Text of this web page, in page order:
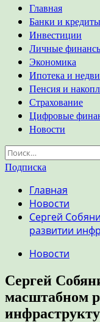
Основное
меню
Главная
Банки и кредиты
Инвестиции
Личные
Экономика
Ипотека и
Пенсия и
Страхование
Цифровые
Новости
Найти:
Подписка
Главная
Новости
Сергей
развитии
Новости
Сергей
масштабном